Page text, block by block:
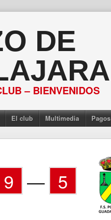
DE
– BIENVENIDOS
El club Multimedia Pagos
9 — 5